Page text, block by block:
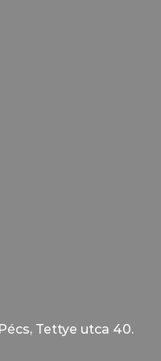
Tettye utca 40.